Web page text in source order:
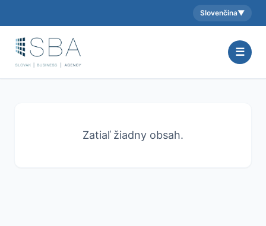
Aktuálny jazyk:
Slovenčina▼
☰
Zatiaľ žiadny obsah.